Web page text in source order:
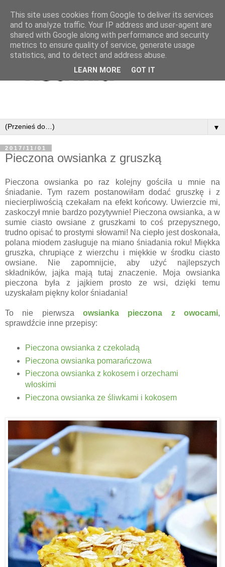
▼
2017/11/01
Pieczona owsianka z gruszką
Pieczona owsianka po raz kolejny gościła u mnie na
śniadanie. Tym razem postanowiłam dodać gruszkę i z
niecierpliwością czekałam na efekt końcowy. Uwierzcie mi,
zaskoczył mnie bardzo pozytywnie! Pieczona owsianka, a w
sumie ciasto owsiane z gruszkami to coś przepysznego,
trudno opisać to prostymi słowami! Na ciepło jest doskonała,
polana miodem zasługuje na miano śniadania roku! Miękka
gruszka, chrupiące z wierzchu i miękkie w środku ciasto
owsiane. Nie zapomnijcie, aby użyć najlepszych
składników, jajka mają tutaj znaczenie. Moja owsianka
pieczona była z jajkiem prosto ze wsi, dzięki temu
uzyskałam piękny kolor śniadania!
To nie pierwsza owsianka pieczona z owocami,
sprawdźcie inne przepisy:
Pieczona owsianka z czekoladą
Pieczona owsianka pomarańczowa
Pieczona owsianka z kokosem i orzechami
włoskimi
Pieczona owsianka ze śliwkami i kokosem
This site uses cookies from Google to deliver its services
and to analyze traffic. Your IP address and user-agent are
shared with Google along with performance and security
metrics to ensure quality of service, generate usage
statistics, and to detect and address abuse.
LEARN MORE GOT IT